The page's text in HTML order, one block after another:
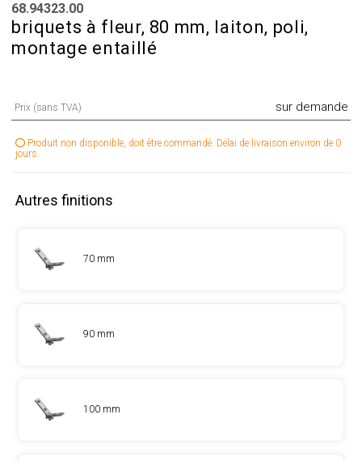
68.94323.00
briquets à fleur, 80 mm, laiton, poli,
montage entaillé
Prix (sans TVA) sur demande
Produit non disponible, doit être commandé. Délai de livraison environ de 0
jours.
Autres finitions
70 mm
90 mm
100 mm